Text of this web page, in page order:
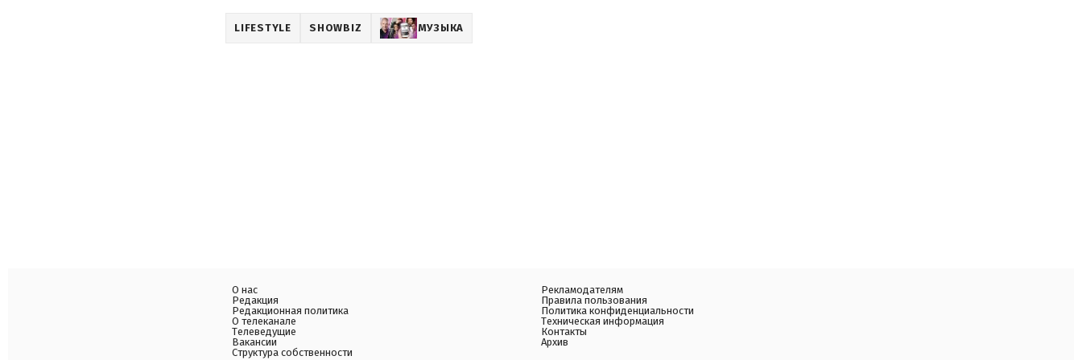
LIFESTYLE SHOWBIZ МУЗЫКА
О нас
Редакция
Редакционная политика
О телеканале
Телеведущие
Вакансии
Структура собственности
Рекламодателям
Правила пользования
Политика конфиденциальности
Техническая информация
Контакты
Архив